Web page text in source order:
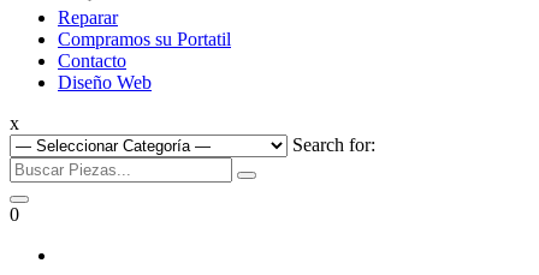
Reparar
Compramos su Portatil
Contacto
Diseño Web
x
Search for:
0